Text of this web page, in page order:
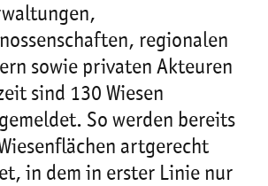
regionalen
sowie privaten Akteuren
sind 130 Wiesen
So werden bereits
artgerecht
in dem in erster Linie nur